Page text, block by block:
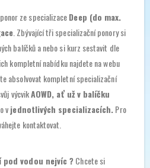
ze specializaceDeep (do max.
. Zbývající tři specializační ponory si
balíčků a nebo si kurz sestavit dle
kompletní nabídku najdete na webu
absolvovat kompletní specializační
výcvikAOWD, ať už v balíčku
vjednotlivých specializacích.Pro
kontaktovat.
vodou nejvíc ?Chcete si